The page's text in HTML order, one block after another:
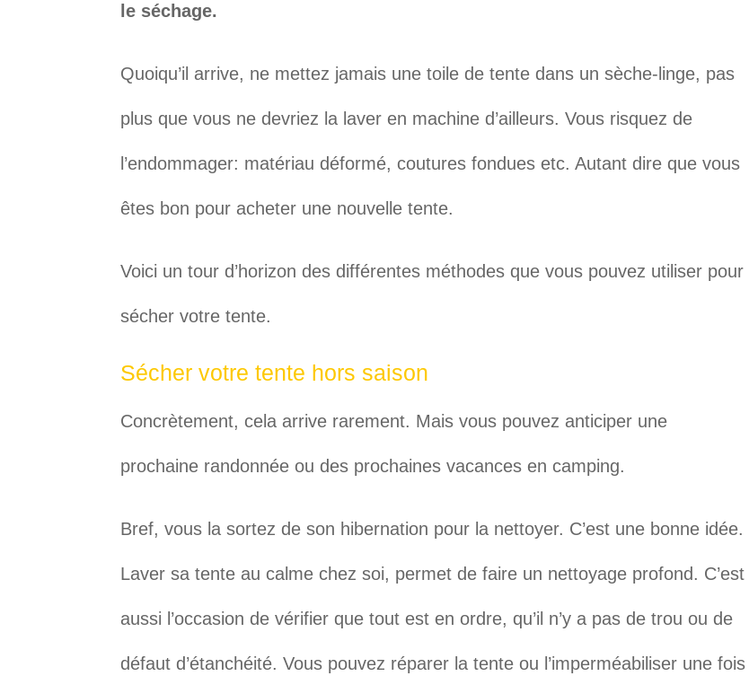
le séchage.
Quoiqu’il arrive, ne mettez jamais une toile de tente dans un sèche-linge, pas
plus que vous ne devriez la laver en machine d’ailleurs. Vous risquez de
l’endommager: matériau déformé, coutures fondues etc. Autant dire que vous
êtes bon pour acheter une nouvelle tente.
Voici un tour d’horizon des différentes méthodes que vous pouvez utiliser pour
sécher votre tente.
Sécher votre tente hors saison
Concrètement, cela arrive rarement. Mais vous pouvez anticiper une
prochaine randonnée ou des prochaines vacances en camping.
Bref, vous la sortez de son hibernation pour la nettoyer. C’est une bonne idée.
Laver sa tente au calme chez soi, permet de faire un nettoyage profond. C’est
aussi l’occasion de vérifier que tout est en ordre, qu’il n’y a pas de trou ou de
défaut d’étanchéité. Vous pouvez réparer la tente ou l’imperméabiliser une fois